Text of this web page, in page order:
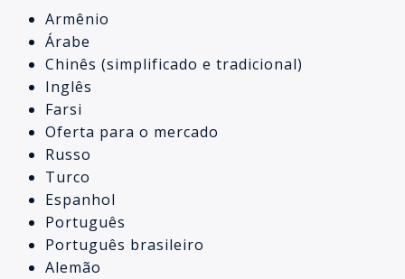
Armênio
Árabe
Chinês (simplificado e tradicional)
Inglês
Farsi
Oferta para o mercado
Russo
Turco
Espanhol
Português
Português brasileiro
Alemão